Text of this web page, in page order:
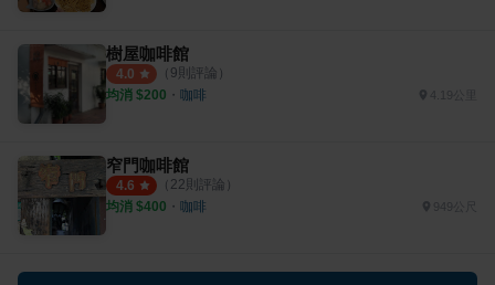
樹屋咖啡館
4.0 （ 9則評論）
均消 $200 ・ 咖啡 4.19公里
窄門咖啡館
4.6 （ 22則評論）
均消 $400 ・ 咖啡 949公尺